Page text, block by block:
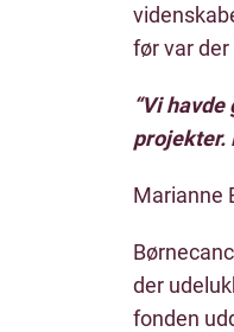
før var
“Vi
projekter.
Marianne
der
fonden